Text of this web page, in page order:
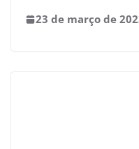
23 de março de